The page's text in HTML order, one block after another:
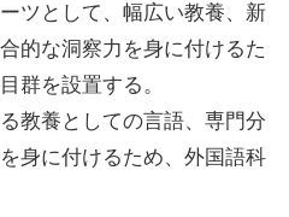
ツとして、幅広い教養、新
的な洞察力を身に付けるた
群を設置する。
教養としての言語、専門分
身に付けるため、外国語科